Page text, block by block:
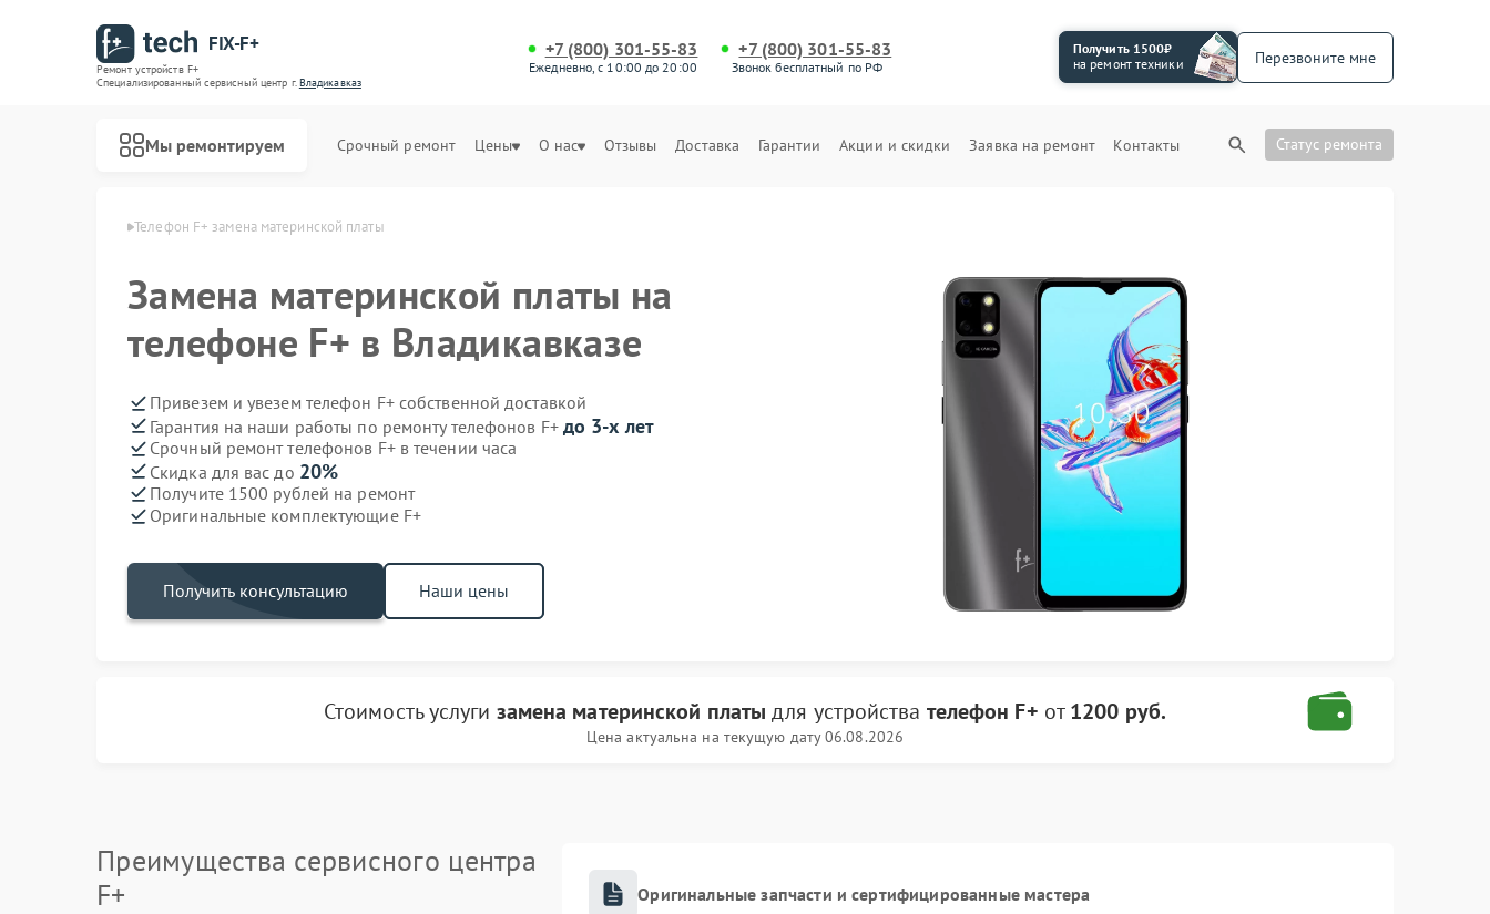
FIX-F+
Ремонт устройств F+
Специализированный cервисный центр г.Владикавказ
+7 (800) 301-55-83
Ежедневно, с 10:00 до 20:00
+7 (800) 301-55-83
Звонок бесплатный по РФ
Получить 1500₽
на ремонт техники
Перезвоните мне
Мы ремонтируем Срочный ремонт Цены О нас Отзывы Доставка Гарантии Акции и скидки Заявка на ремонт Контакты Статус ремонта
F+ в Владикавказе Телефон F+ замена материнской платы
Замена материнской платы на
телефоне F+ в Владикавказе
Привезем и увезем телефон F+ собственной доставкой
Гарантия на наши работы по ремонту телефонов F+ до 3-х лет
Срочный ремонт телефонов F+ в течении часа
Скидка для вас до 20%
Получите 1500 рублей на ремонт
Оригинальные комплектующие F+
Получить консультацию Наши цены
Стоимость услуги замена материнской платы для устройства телефон F+ от1200 руб.
Цена актуальна на текущую дату 06.08.2026
Преимущества сервисного центра
F+
Оригинальные запчасти и сертифицированные мастера